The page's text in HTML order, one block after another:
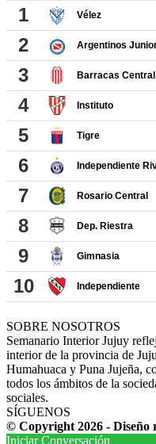
SOBRE NOSOTROS
Semanario Interior Jujuy
interior de la provincia de
Humahuaca y Puna Jujeña,
todos los ámbitos de la
sociales.
SÍGUENOS
© Copyright 2026 - Diseño
Iniciar Conversación